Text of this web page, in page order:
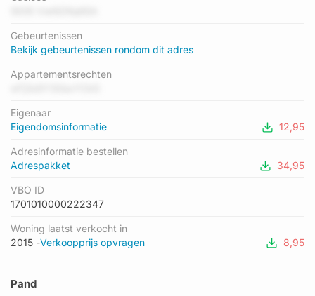
Energielabel en status
Er is geen energielabel geregistreerd voor het adres. Het
hoogste energielabel in de straat is A; het laagste is F. Het
gemiddelde energielabel is er C. Het adres Groningerweg 13-
waarin dit adres ligt heeft als status: 'pand in gebruik'.
Gebeurtenissen
Bekijk gebeurtenissen rondom dit adres
Appartementsrechten
Eigenaar
Eigendomsinformatie
12,95
Adresinformatie bestellen
Adrespakket
34,95
VBO ID
1701010000222347
Woning laatst verkocht in
2015 -Verkoopprijs opvragen 8,95
Pand